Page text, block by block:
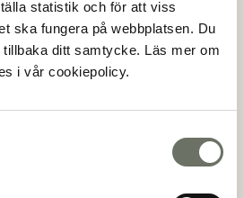
statistik och för att viss
ska fungera på webbplatsen. Du
ditt samtycke. Läs mer om
i vår cookiepolicy.
Birdie finns Tyresö Centrum
butiker, restauranger, caféer och
området. Att resa till
minuter. Under rusningstrafik